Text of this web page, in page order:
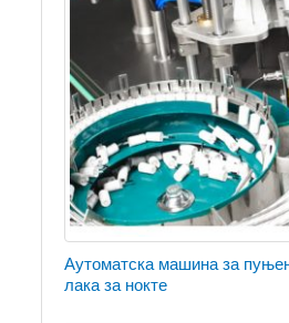
Аутоматска машина за
лака за нокте